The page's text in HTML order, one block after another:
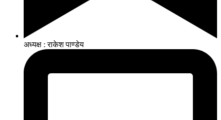
अध्यक्ष : राकेश पाण्डेय